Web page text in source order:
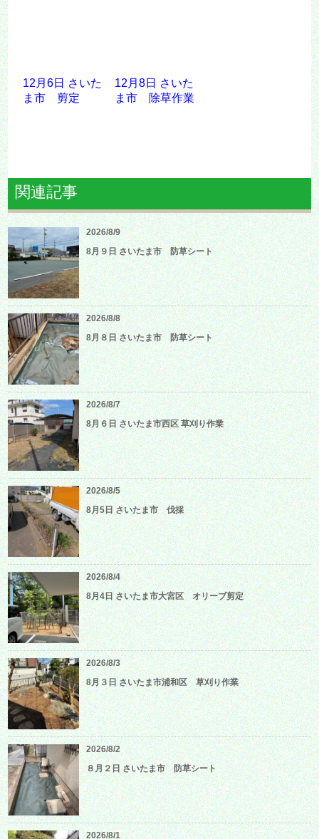
12月6日 さいた
ま市 剪定
12月8日 さいた
ま市 除草作業
関連記事
2026/8/9
8月９日 さいたま市 防草シート
2026/8/8
8月８日 さいたま市 防草シート
2026/8/7
8月６日 さいたま市西区 草刈り作業
2026/8/5
8月5日 さいたま市 伐採
2026/8/4
8月4日 さいたま市大宮区 オリーブ剪定
2026/8/3
8月３日 さいたま市浦和区 草刈り作業
2026/8/2
８月２日 さいたま市 防草シート
2026/8/1